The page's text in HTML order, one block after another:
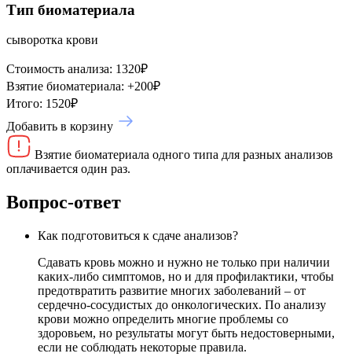
Тип биоматериала
сыворотка крови
Стоимость анализа: 1320₽
Взятие биоматериала: +200₽
Итого: 1520₽
Добавить в корзину
Взятие биоматериала одного типа для разных анализов
оплачивается один раз.
Вопрос-ответ
Как подготовиться к сдаче анализов?
Сдавать кровь можно и нужно не только при наличии
каких-либо симптомов, но и для профилактики, чтобы
предотвратить развитие многих заболеваний – от
сердечно-сосудистых до онкологических. По анализу
крови можно определить многие проблемы со
здоровьем, но результаты могут быть недостоверными,
если не соблюдать некоторые правила.